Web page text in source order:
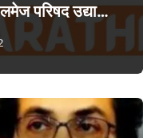
परिषद उद्या…